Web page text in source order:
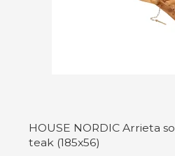
HOUSE NORDIC Arrieta
teak (185x56)